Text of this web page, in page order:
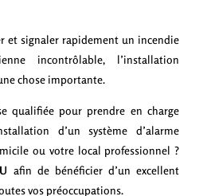
et signaler rapidement un incendie
incontrôlable, l’installation
chose importante.
qualifiée pour prendre en charge
d’un système d’alarme
ou votre local professionnel ?
afin de bénéficier d’un excellent
vos préoccupations.